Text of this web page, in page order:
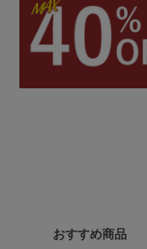
おすすめ商品